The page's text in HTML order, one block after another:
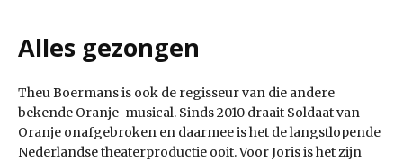
Alles gezongen
Theu Boermans is ook de regisseur van die andere
bekende Oranje-musical. Sinds 2010 draait Soldaat van
Oranje onafgebroken en daarmee is het de langstlopende
Nederlandse theaterproductie ooit. Voor Joris is het zijn